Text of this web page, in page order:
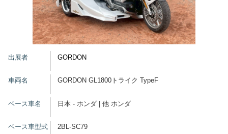
出展者一覧
展示車両一覧
イメージガール
グッズ
出展者・Exhibitor
出展者 GORDON
車両名 GORDON GL1800トライク TypeF
ベース車名 日本 - ホンダ | 他 ホンダ
ベース車型式 2BL-SC79